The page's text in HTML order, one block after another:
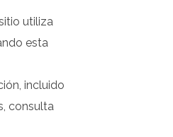
utiliza
esta
incluido
consulta